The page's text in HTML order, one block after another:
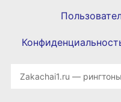
Zakachai1.ru —